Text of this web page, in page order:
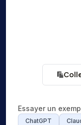
Essayer un
ChatGPT